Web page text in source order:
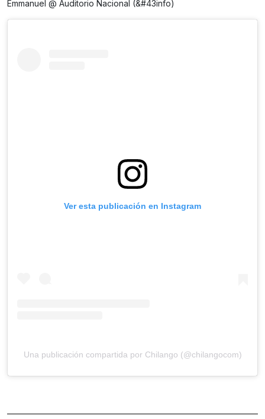
Emmanuel @ Auditorio Nacional (&#43info)
Ver esta publicación en Instagram
Una publicación compartida por Chilango (@chilangocom)